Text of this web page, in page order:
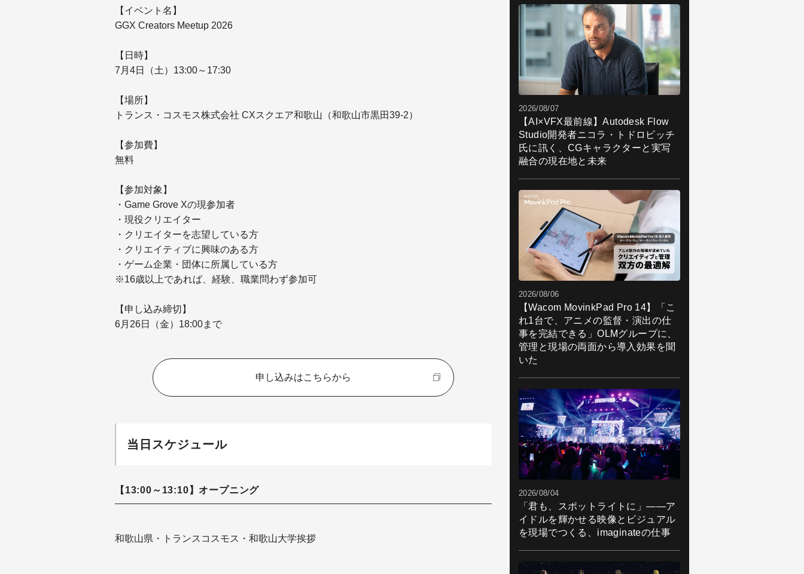
【イベント名】
GGX Creators Meetup 2026
【日時】
7月4日（土）13:00～17:30
【場所】
トランス・コスモス株式会社 CXスクエア和歌山（和歌山市黒田39-2）
【参加費】
無料
【参加対象】
・Game Grove Xの現参加者
・現役クリエイター
・クリエイターを志望している方
・クリエイティブに興味のある方
・ゲーム企業・団体に所属している方
※16歳以上であれば、経験、職業問わず参加可
【申し込み締切】
6月26日（金）18:00まで
申し込みはこちらから
当日スケジュール
【13:00～13:10】オープニング
和歌山県・トランスコスモス・和歌山大学挨拶
2026/08/07
【AI×VFX最前線】Autodesk Flow
Studio開発者ニコラ・トドロビッチ
氏に訊く、CGキャラクターと実写
融合の現在地と未来
2026/08/06
【Wacom MovinkPad Pro 14】「こ
れ1台で、アニメの監督・演出の仕
事を完結できる」OLMグループに、
管理と現場の両面から導入効果を聞
いた
2026/08/04
「君も、スポットライトに」――ア
イドルを輝かせる映像とビジュアル
を現場でつくる、imaginateの仕事